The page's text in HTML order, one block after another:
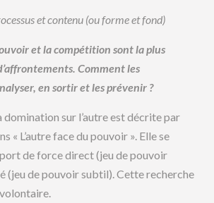
et contenu (ou forme et fond)
et la compétition sont la plus
Comment les
en sortir et les prévenir ?
domination sur l’autre est décrite par
« L’autre face du pouvoir ». Elle se
de force direct (jeu de pouvoir
(jeu de pouvoir subtil). Cette recherche